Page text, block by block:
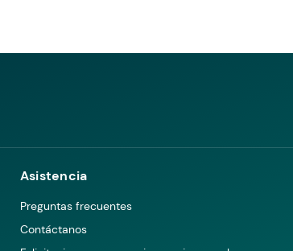
Asistencia
Preguntas frecuentes
Contáctanos